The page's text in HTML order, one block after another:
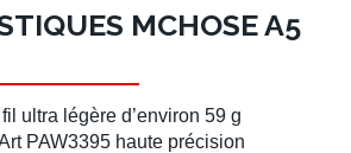
MCHOSE A5
ultra légère d’environ 59 g
PAW3395 haute précision